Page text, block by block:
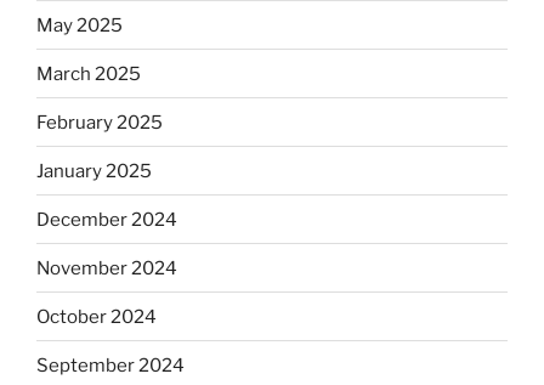
May 2025
March 2025
February 2025
January 2025
December 2024
November 2024
October 2024
September 2024